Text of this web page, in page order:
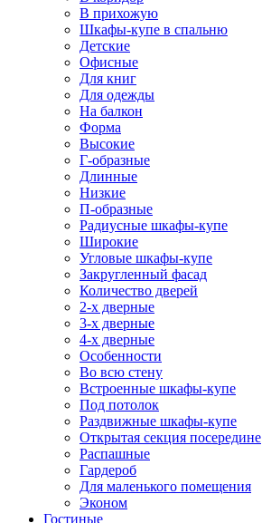
В прихожую
Шкафы-купе в спальню
Детские
Офисные
Для книг
Для одежды
На балкон
Форма
Высокие
Г-образные
Длинные
Низкие
П-образные
Радиусные шкафы-купе
Широкие
Угловые шкафы-купе
Закругленный фасад
Количество дверей
2-х дверные
3-х дверные
4-х дверные
Особенности
Во всю стену
Встроенные шкафы-купе
Под потолок
Раздвижные шкафы-купе
Открытая секция посередине
Распашные
Гардероб
Для маленького помещения
Эконом
Гостиные